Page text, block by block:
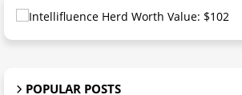
POPULAR POSTS